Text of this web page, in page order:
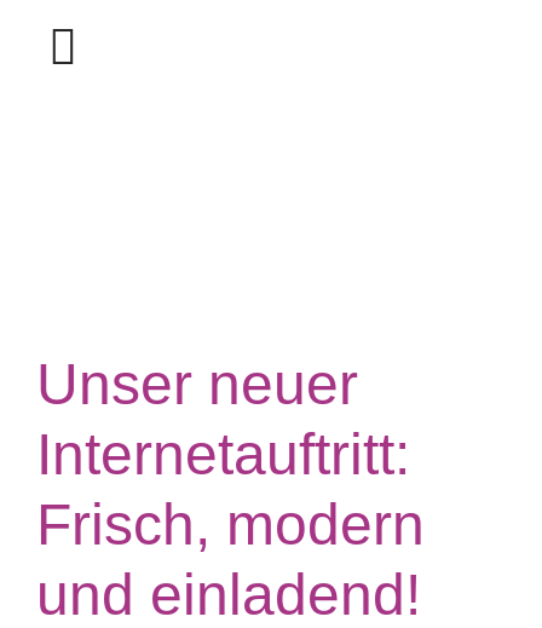
Toggle
Unser neuer
Internetauftritt:
Frisch, modern
und einladend!